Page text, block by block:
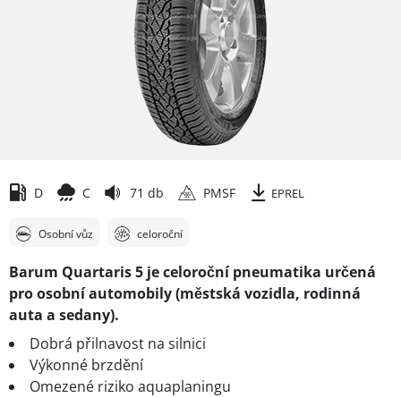
D C 71 db PMSF EPREL
Osobní vůz celoroční
Barum Quartaris 5 je celoroční pneumatika určená
pro osobní automobily (městská vozidla, rodinná
auta a sedany).
Dobrá přilnavost na silnici
Výkonné brzdění
Omezené riziko aquaplaningu